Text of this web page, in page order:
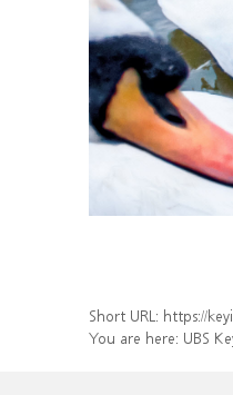
Short URL: https://
You are here: UBS